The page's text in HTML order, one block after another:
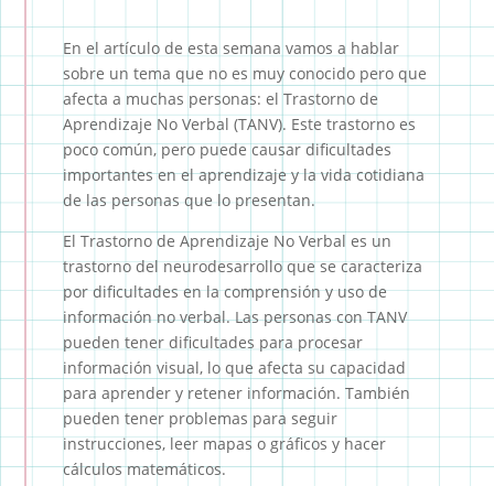
En el artículo de esta semana vamos a hablar
sobre un tema que no es muy conocido pero que
afecta a muchas personas: el Trastorno de
Aprendizaje No Verbal (TANV). Este trastorno es
poco común, pero puede causar dificultades
importantes en el aprendizaje y la vida cotidiana
de las personas que lo presentan.
El Trastorno de Aprendizaje No Verbal es un
trastorno del neurodesarrollo que se caracteriza
por dificultades en la comprensión y uso de
información no verbal. Las personas con TANV
pueden tener dificultades para procesar
información visual, lo que afecta su capacidad
para aprender y retener información. También
pueden tener problemas para seguir
instrucciones, leer mapas o gráficos y hacer
cálculos matemáticos.